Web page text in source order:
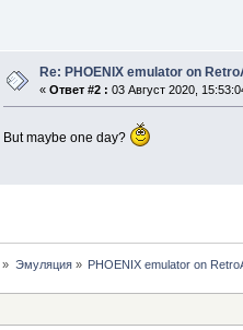
Re: PHOENIX emulator on
« Ответ #2 : 03 Август 2020,
But maybe one day?
» Эмуляция» PHOENIX emulator on